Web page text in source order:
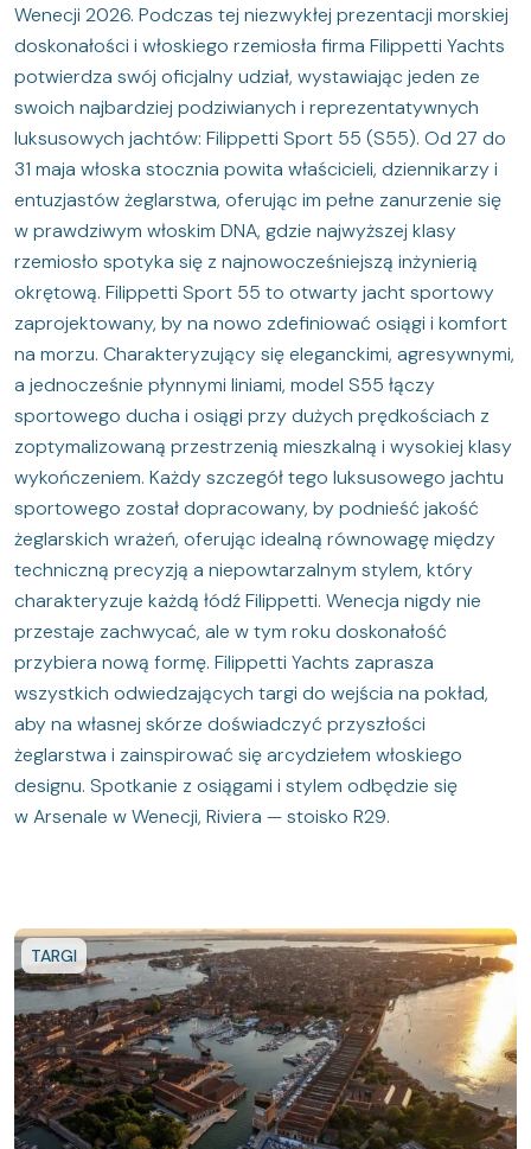
Wenecji 2026. Podczas tej niezwykłej prezentacji morskiej
doskonałości i włoskiego rzemiosła firma Filippetti Yachts
potwierdza swój oficjalny udział, wystawiając jeden ze
swoich najbardziej podziwianych i reprezentatywnych
luksusowych jachtów: Filippetti Sport 55 (S55). Od 27 do
31 maja włoska stocznia powita właścicieli, dziennikarzy i
entuzjastów żeglarstwa, oferując im pełne zanurzenie się
w prawdziwym włoskim DNA, gdzie najwyższej klasy
rzemiosło spotyka się z najnowocześniejszą inżynierią
okrętową. Filippetti Sport 55 to otwarty jacht sportowy
zaprojektowany, by na nowo zdefiniować osiągi i komfort
na morzu. Charakteryzujący się eleganckimi, agresywnymi,
a jednocześnie płynnymi liniami, model S55 łączy
sportowego ducha i osiągi przy dużych prędkościach z
zoptymalizowaną przestrzenią mieszkalną i wysokiej klasy
wykończeniem. Każdy szczegół tego luksusowego jachtu
sportowego został dopracowany, by podnieść jakość
żeglarskich wrażeń, oferując idealną równowagę między
techniczną precyzją a niepowtarzalnym stylem, który
charakteryzuje każdą łódź Filippetti. Wenecja nigdy nie
przestaje zachwycać, ale w tym roku doskonałość
przybiera nową formę. Filippetti Yachts zaprasza
wszystkich odwiedzających targi do wejścia na pokład,
aby na własnej skórze doświadczyć przyszłości
żeglarstwa i zainspirować się arcydziełem włoskiego
designu. Spotkanie z osiągami i stylem odbędzie się
w Arsenale w Wenecji, Riviera — stoisko R29.
TARGI